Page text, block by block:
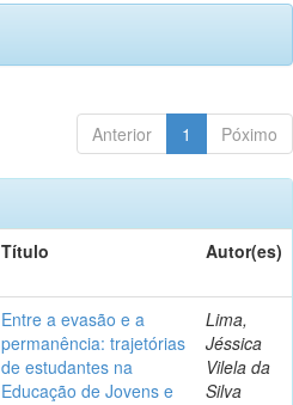
Anterior 1 Póximo
Título Autor(es)
Entre a evasão e a
permanência: trajetórias
de estudantes na
Educação de Jovens e
Lima,
Jéssica
Vilela da
Silva